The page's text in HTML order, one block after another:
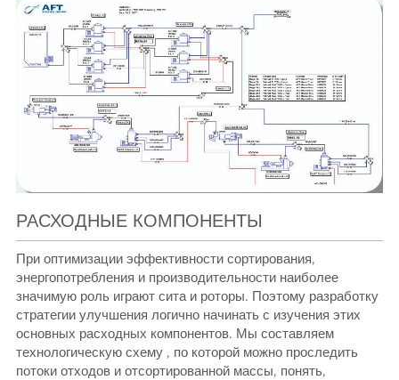
РАСХОДНЫЕ КОМПОНЕНТЫ
При оптимизации эффективности сортирования,
энергопотребления и производительности наиболее
значимую роль играют сита и роторы. Поэтому разработку
стратегии улучшения логично начинать с изучения этих
основных расходных компонентов. Мы составляем
технологическую схему , по которой можно проследить
потоки отходов и отсортированной массы, понять,